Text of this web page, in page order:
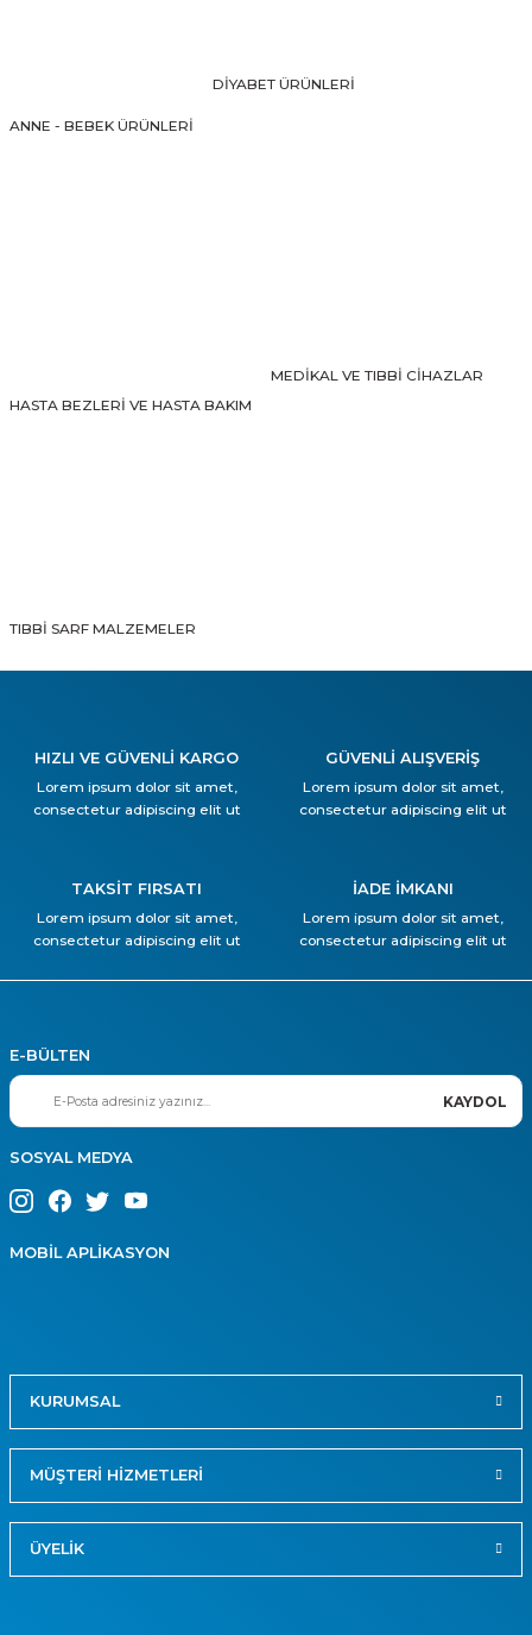
Bu ürüne benzer farklı alternatifler olmalı.
ANNE - BEBEK ÜRÜNLERİ
DİYABET ÜRÜNLERİ
HASTA BEZLERİ VE HASTA BAKIM
MEDİKAL VE TIBBİ CİHAZLAR
TIBBİ SARF MALZEMELER
HIZLI VE GÜVENLİ KARGO
Lorem ipsum dolor sit amet,
consectetur adipiscing elit ut
GÜVENLİ ALIŞVERİŞ
Lorem ipsum dolor sit amet,
consectetur adipiscing elit ut
TAKSİT FIRSATI
Lorem ipsum dolor sit amet,
consectetur adipiscing elit ut
İADE İMKANI
Lorem ipsum dolor sit amet,
consectetur adipiscing elit ut
E-BÜLTEN
KAYDOL
SOSYAL MEDYA
MOBİL APLİKASYON
KURUMSAL
MÜŞTERİ HİZMETLERİ
ÜYELİK